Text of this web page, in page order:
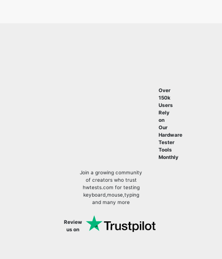
Over
150k
Users
Rely
on
Our
Hardware
Tester
Tools
Monthly
Join a growing community
of creators who trust
hwtests.com for testing
keyboard,mouse,typing
and many more
Review
us on